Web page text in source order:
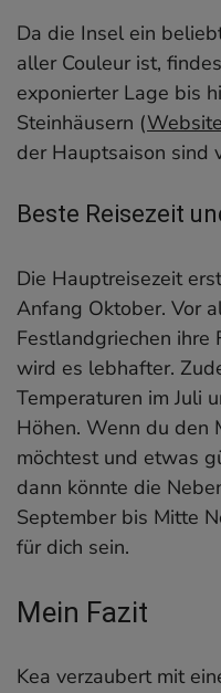
Da die Insel ein
aller Couleur ist,
exponierter Lage bis
Steinhäusern (Website
der Hauptsaison sind
Beste Reisezeit
Die Hauptreisezeit
Anfang Oktober. Vor
Festlandgriechen ihre
wird es lebhafter.
Temperaturen im Juli
Höhen. Wenn du den
möchtest und etwas
dann könnte die
September bis Mitte
für dich sein.
Mein Fazit
Kea verzaubert mit